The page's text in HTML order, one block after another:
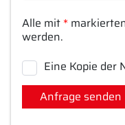
Alle mit *
werden.
Eine Kopie der
Anfrage senden